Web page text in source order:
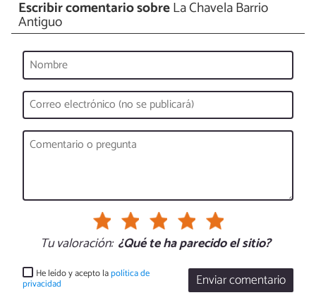
Escribir comentario sobreLa Chavela Barrio
Antiguo
Tu valoración: ¿Qué te ha parecido el sitio?
Enviar comentario
He leído y acepto lapolítica de
privacidad